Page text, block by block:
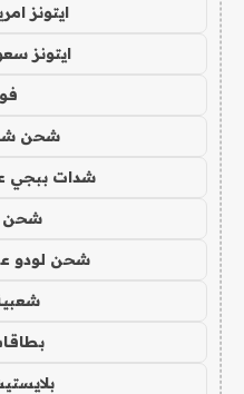
ايتونز
ايتونز
شحن
شدات ببجي
شحن
شحن لودو